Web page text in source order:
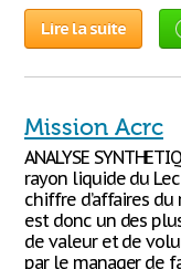
Lire la suite
Mission Acrc
ANALYSE
rayon liquide du
chiffre d’affaires
est donc un des
de valeur et de
par le manager de